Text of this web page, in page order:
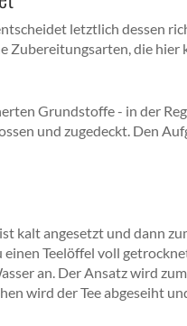
letztlich dessen
Zubereitungsarten, die hier
Grundstoffe - in der
und zugedeckt. Den
kalt angesetzt und dann
einen Teelöffel voll
an. Der Ansatz wird
wird der Tee abgeseiht